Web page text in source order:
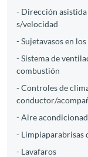
- Dirección
s/velocidad
- Sujetavasos en
- Sistema de
combustión
- Controles de
conductor/
- Aire
- Limpiaparabrisas
- Lavafaros